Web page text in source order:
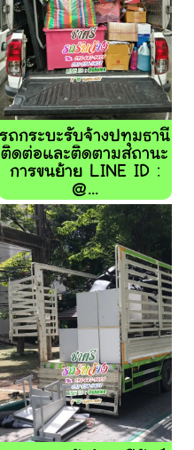
รถกระบะรับจ้างปทุมธานี
ติดต่อและติดตามสถานะ
การขนย้าย LINE ID :
@...